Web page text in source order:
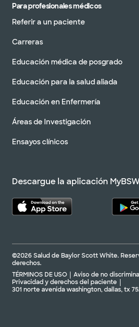
Para profesionales médicos
Referir a un paciente
Carreras
Educación médica de posgrado
Educación para la salud aliada
Educación en Enfermería
Áreas de Investigación
Ensayos clínicos
Descargue la aplicación
©2026 Salud de Baylor Scott White.
derechos.
TÉRMINOS DE USO
Aviso de no
Privacidad y derechos del paciente
301 norte avenida washington, dallas, tx